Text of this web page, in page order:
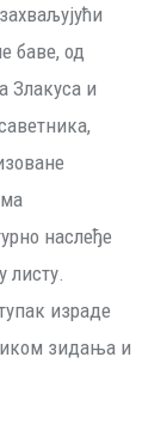
баве, од
Злакуса и
наслеђе
листу.
израде
зидања и